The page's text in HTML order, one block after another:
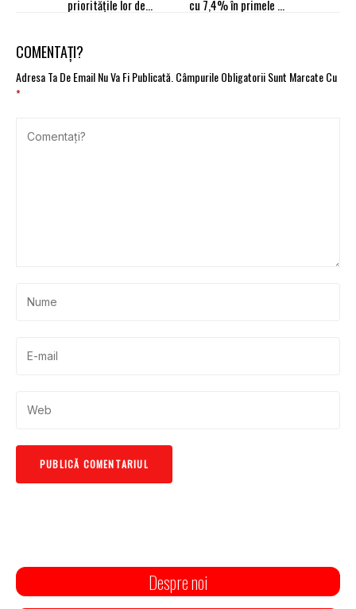
prioritățile lor de
cu 7,4% în primele 10
COMENTAȚI?
Adresa Ta De Email Nu Va Fi Publicată.Câmpurile Obligatorii Sunt Marcate Cu
*
Despre noi